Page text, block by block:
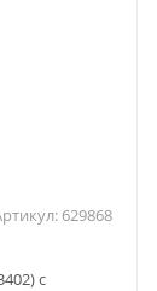
629868
с